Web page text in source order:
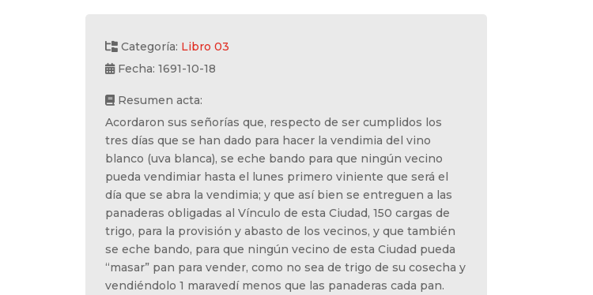
Categoría: Libro 03
Fecha: 1691-10-18
Resumen acta:
Acordaron sus señorías que, respecto de ser cumplidos los
tres días que se han dado para hacer la vendimia del vino
blanco (uva blanca), se eche bando para que ningún vecino
pueda vendimiar hasta el lunes primero viniente que será el
día que se abra la vendimia; y que así bien se entreguen a las
panaderas obligadas al Vínculo de esta Ciudad, 150 cargas de
trigo, para la provisión y abasto de los vecinos, y que también
se eche bando, para que ningún vecino de esta Ciudad pueda
“masar” pan para vender, como no sea de trigo de su cosecha y
vendiéndolo 1 maravedí menos que las panaderas cada pan.